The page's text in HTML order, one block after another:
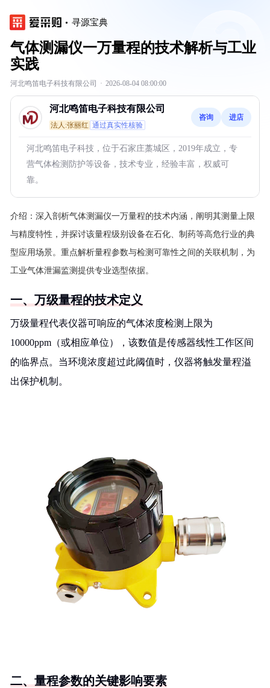
寻源宝典
气体测漏仪一万量程的技术解析与工业
实践
河北鸣笛电子科技有限公司 · 2026-08-04 08:00:00
河北鸣笛电子科技有限公司
法人:张丽红 通过真实性核验
咨询 进店
河北鸣笛电子科技，位于石家庄藁城区，2019年成立，专
营气体检测防护等设备，技术专业，经验丰富，权威可
靠。
介绍： 深入剖析气体测漏仪一万量程的技术内涵，阐明其测量上限
与精度特性，并探讨该量程级别设备在石化、制药等高危行业的典
型应用场景。重点解析量程参数与检测可靠性之间的关联机制，为
工业气体泄漏监测提供专业选型依据。
一、万级量程的技术定义
万级量程代表仪器可响应的气体浓度检测上限为
10000ppm（或相应单位），该数值是传感器线性工作区间
的临界点。当环境浓度超过此阈值时，仪器将触发量程溢
出保护机制。
二、量程参数的关键影响要素